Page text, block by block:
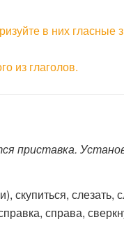
в них
из глаголов.
приставка.
скупиться, слезать,
справа,